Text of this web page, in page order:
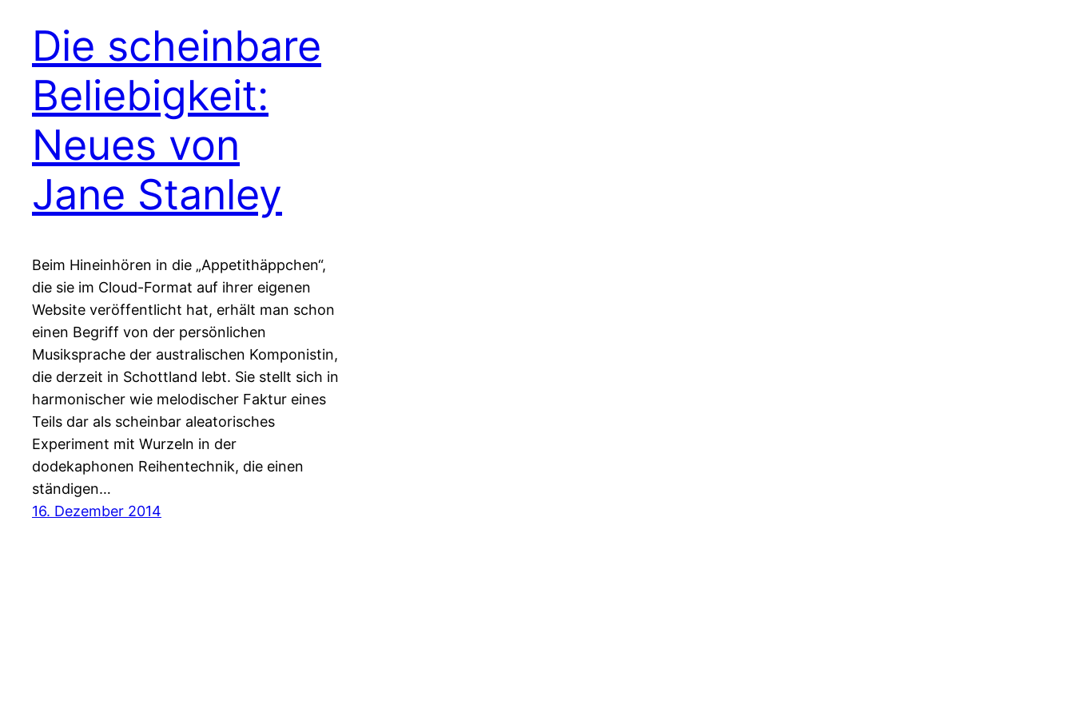
Die scheinbare
Beliebigkeit:
Neues von
Jane Stanley
Beim Hineinhören in die „Appetithäppchen“,
die sie im Cloud-Format auf ihrer eigenen
Website veröffentlicht hat, erhält man schon
einen Begriff von der persönlichen
Musiksprache der australischen Komponistin,
die derzeit in Schottland lebt. Sie stellt sich in
harmonischer wie melodischer Faktur eines
Teils dar als scheinbar aleatorisches
Experiment mit Wurzeln in der
dodekaphonen Reihentechnik, die einen
ständigen…
16. Dezember 2014